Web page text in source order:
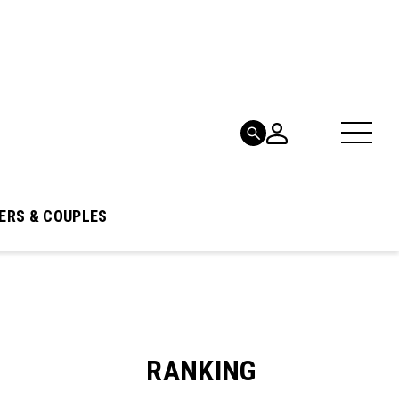
& COUPLES
RANKING